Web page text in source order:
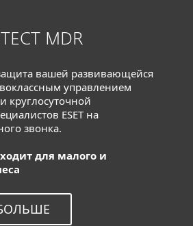
MDR
вашей развивающейся
управлением
круглосуточной
ESET на
звонка.
для малого и